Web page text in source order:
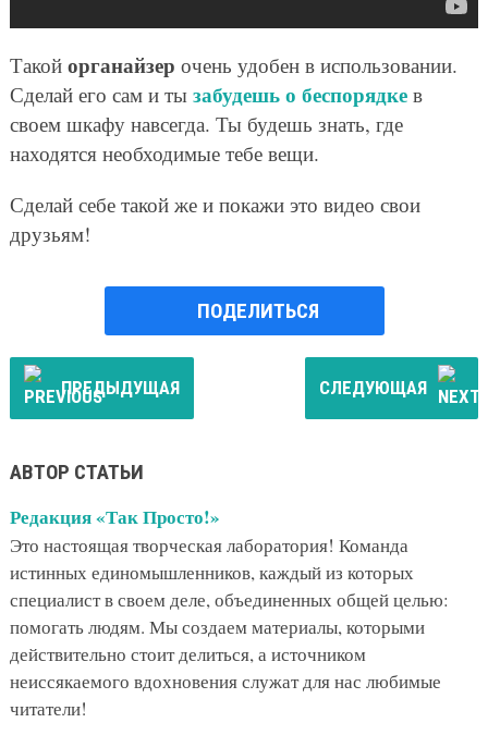
Такой органайзер очень удобен в использовании.
Сделай его сам и ты забудешь о беспорядкев
своем шкафу навсегда. Ты будешь знать, где
находятся необходимые тебе вещи.
Сделай себе такой же и покажи это видео свои
друзьям!
ПОДЕЛИТЬСЯ
ПРЕДЫДУЩАЯ СЛЕДУЮЩАЯ
АВТОР СТАТЬИ
Редакция «Так Просто!»
Это настоящая творческая лаборатория! Команда
истинных единомышленников, каждый из которых
специалист в своем деле, объединенных общей целью:
помогать людям. Мы создаем материалы, которыми
действительно стоит делиться, а источником
неиссякаемого вдохновения служат для нас любимые
читатели!